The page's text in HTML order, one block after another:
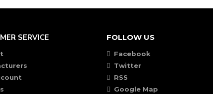
SERVICE FOLLOW US
Facebook
Twitter
RSS
Google Map